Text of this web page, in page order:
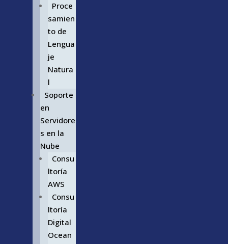
Proce
samien
to de
Lengua
je
Natura
l
Soporte
en
Servidore
s en la
Nube
Consu
ltoría
AWS
Consu
ltoría
Digital
Ocean